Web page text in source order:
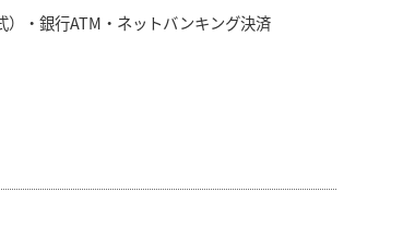
・銀行ATM・ネットバンキング決済